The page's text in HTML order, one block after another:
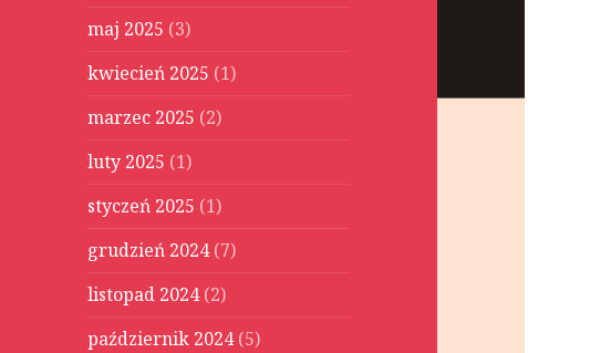
maj 2025 (3)
kwiecień 2025 (1)
marzec 2025 (2)
luty 2025 (1)
styczeń 2025 (1)
grudzień 2024(7)
listopad 2024(2)
październik 2024(5)